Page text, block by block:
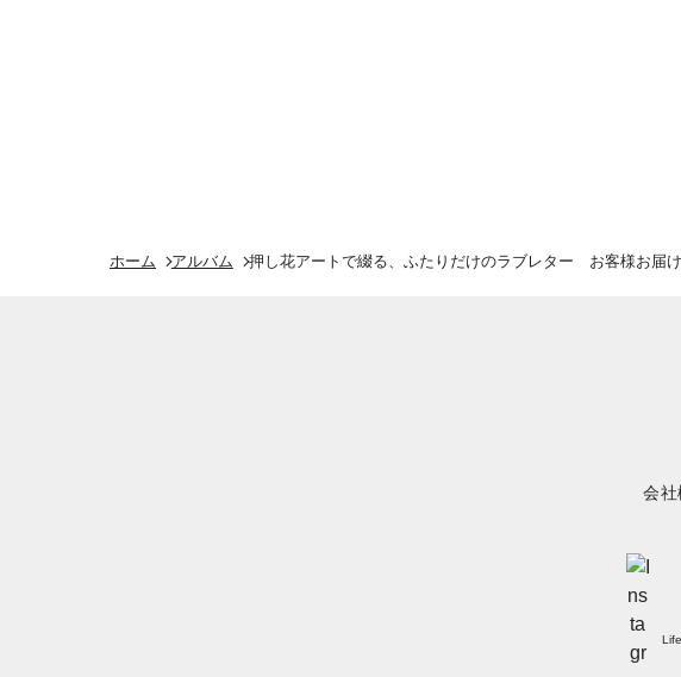
ホーム アルバム 押し花アートで綴る、ふたりだけのラブレター お客様お届
会社